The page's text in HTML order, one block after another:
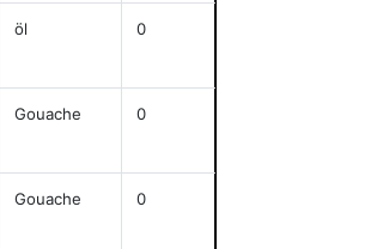
öl 0
Gouache 0
Gouache 0